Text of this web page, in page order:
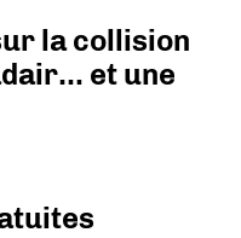
la collision
et une